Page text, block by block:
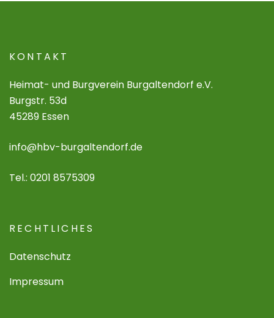
KONTAKT
Heimat- und Burgverein Burgaltendorf e.V.
Burgstr. 53d
45289 Essen
info@hbv-burgaltendorf.de
Tel.: 0201 8575309
RECHTLICHES
Datenschutz
Impressum